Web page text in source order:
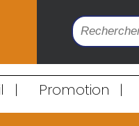
| Promotion |